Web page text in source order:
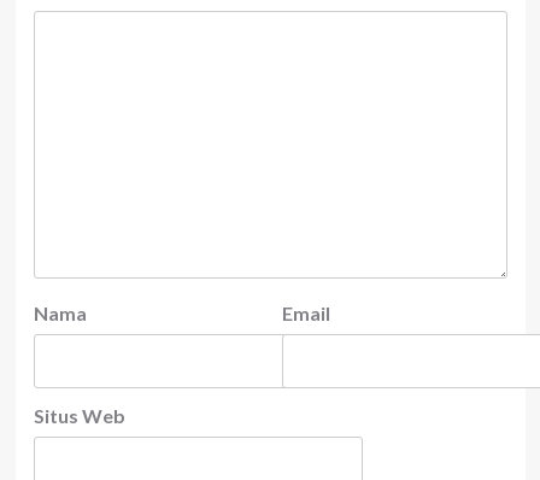
Nama Email
Situs Web